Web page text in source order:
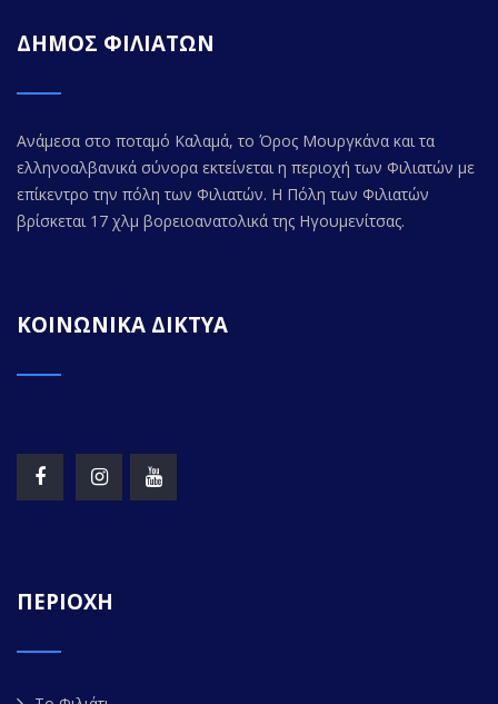
ΔΗΜΟΣ ΦΙΛΙΑΤΩΝ
Ανάμεσα στο ποταμό Καλαμά, το Όρος Μουργκάνα και τα
ελληνοαλβανικά σύνορα εκτείνεται η περιοχή των Φιλιατών με
επίκεντρο την πόλη των Φιλιατών. Η Πόλη των Φιλιατών
βρίσκεται 17 χλμ βορειοανατολικά της Ηγουμενίτσας.
ΚΟΙΝΩΝΙΚΑ ΔΙΚΤΥΑ
ΠΕΡΙΟΧΗ